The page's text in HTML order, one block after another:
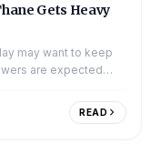
Gets Heavy
may want to keep
are expected
READ